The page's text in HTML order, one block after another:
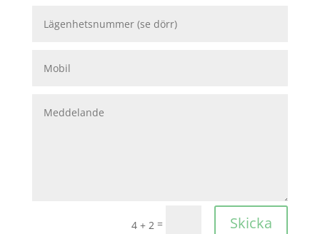
4 + 2 = Skicka